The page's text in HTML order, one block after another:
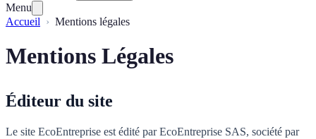
Menu
Accueil
Mentions légales
Mentions Légales
Éditeur du site
Le site EcoEntreprise est édité par EcoEntreprise SAS, société par